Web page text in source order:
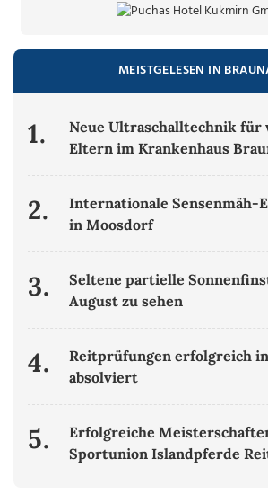
MEISTGELESEN IN
1.
Neue Ultraschalltechnik für
Eltern im Krankenhaus
2.
Internationale
in Moosdorf
3.
Seltene partielle
August zu sehen
4.
Reitprüfungen erfolgreich
absolviert
5.
Erfolgreiche
Sportunion Islandpferde